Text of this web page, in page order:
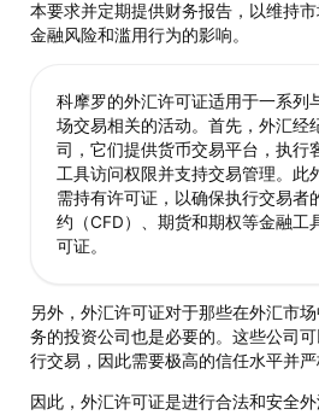
本要求并定期提供财务报告，以维持
金融风险和滥用行为的影响。
科摩罗的外汇许可证适用于一系列
场交易相关的活动。首先，外汇经
司，它们提供货币交易平台，执行
工具访问权限并支持交易管理。此
需持有许可证，以确保执行交易者
约（CFD）、期货和期权等金融工
可证。
另外，外汇许可证对于那些在外汇市
务的投资公司也是必要的。这些公司
行交易，因此需要极高的信任水平并严
因此，外汇许可证是进行合法和安全外